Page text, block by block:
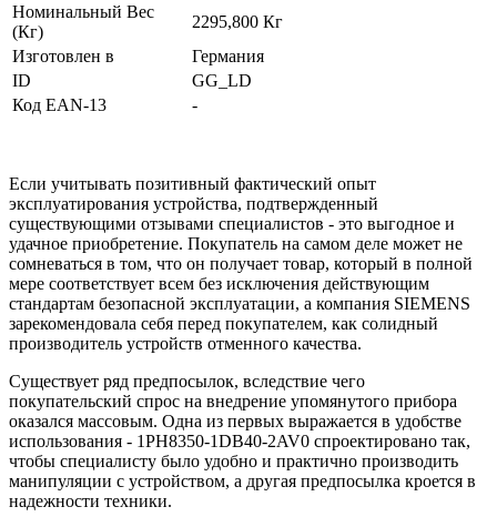
Номинальный Вес
(Кг)
2295,800 Кг
Изготовлен в
Германия
ID
GG_LD
Код EAN-13
-
Если учитывать позитивный фактический опыт
эксплуатирования устройства, подтвержденный
существующими отзывами специалистов - это выгодное и
удачное приобретение. Покупатель на самом деле может не
сомневаться в том, что он получает товар, который в полной
мере соответствует всем без исключения действующим
стандартам безопасной эксплуатации, а компания SIEMENS
зарекомендовала себя перед покупателем, как солидный
производитель устройств отменного качества.
Существует ряд предпосылок, вследствие чего
покупательский спрос на внедрение упомянутого прибора
оказался массовым. Одна из первых выражается в удобстве
использования - 1PH8350-1DB40-2AV0 спроектировано так,
чтобы специалисту было удобно и практично производить
манипуляции с устройством, а другая предпосылка кроется в
надежности техники.